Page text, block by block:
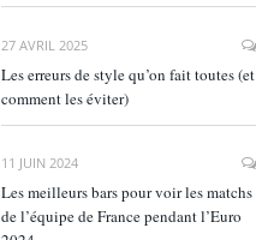
27 AVRIL 2025
Les erreurs de style qu’on fait toutes (et
comment les éviter)
11 JUIN 2024
Les meilleurs bars pour voir les matchs
de l’équipe de France pendant l’Euro